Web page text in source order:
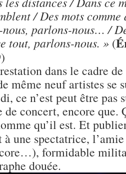
/ Des mots
nous, parlons-nous… /
tout, parlons-nous. » (
dans le cadre
même neuf artistes se
ce n’est peut être pas
concert, encore que.
qu’il est. Et
une spectatrice,
formidable
douée.